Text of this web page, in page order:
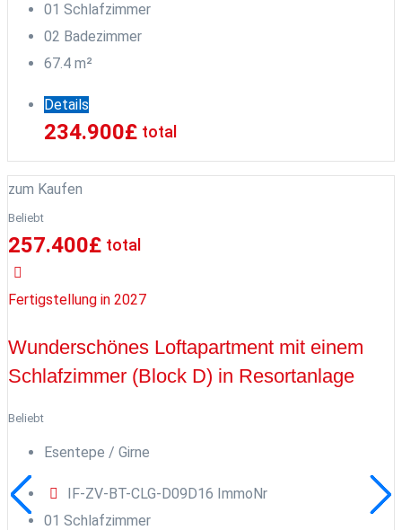
01 Schlafzimmer
02 Badezimmer
67.4 m²
Details
234.900£ total
zum Kaufen
Beliebt
257.400£ total
Fertigstellung in 2027
Wunderschönes Loftapartment mit einem
Schlafzimmer (Block D) in Resortanlage
Beliebt
Esentepe / Girne
IF-ZV-BT-CLG-D09D16 ImmoNr
01 Schlafzimmer